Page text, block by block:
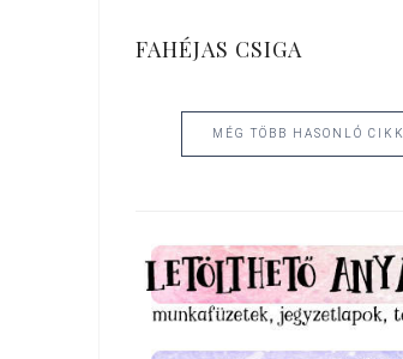
FAHÉJAS CSIGA
MÉG TÖBB HASONLÓ CIKK